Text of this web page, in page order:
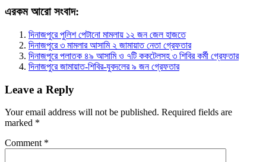
এরকম আরো সংবাদ:
দিনাজপুরে পুলিশ পেটানো মামলায় ১২ জন জেল হাজতে
দিনাজপুরে ৩ মামলার আসামি ২ জামায়াত নেতা গ্রেফতার
দিনাজপুরে পলাতক ৪৯ আসামি ও ৭টি ককটেলসহ ৩ শিবির কর্মী গ্রেফতার
দিনাজপুরে জামায়াত-শিবির-যুবদলের ৯ জন গ্রেফতার
Leave a Reply
Your email address will not be published. Required fields are
marked *
Comment *